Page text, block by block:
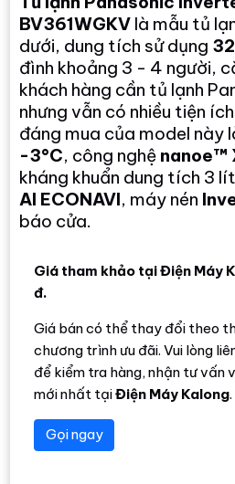
BV361WGKV là mẫu tủ
dưới, dung tích sử dụng
đình khoảng 3 - 4 người,
khách hàng cần tủ lạnh
nhưng vẫn có nhiều tiện
đáng mua của model này
-3°C, công nghệ nanoe™
kháng khuẩn dung tích 3
AI ECONAVI, máy nén
báo cửa.
Giá tham khảo tại Điện Máy
đ.
Giá bán có thể thay đổi theo
chương trình ưu đãi. Vui lòng
để kiểm tra hàng, nhận tư vấn
mới nhất tạiĐiện Máy Kalong.
Gọi ngay